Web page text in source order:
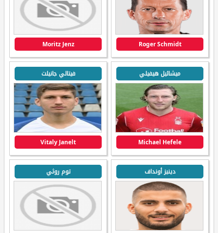
Roger Schmidt
Moritz Jenz
ميشائيل هيفيلي
Michael Hefele
فيتالي جانيلت
Vitaly Janelt
دينيز أونداف توم روثي